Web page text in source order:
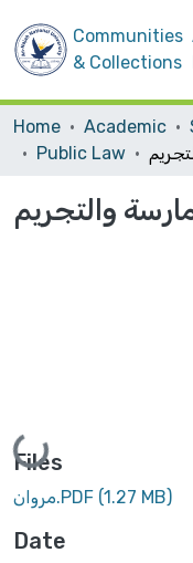
Communities
& Collections
Home Academic
Public Law
والتجريم
Loading...
Files
مروان.PDF (1.27 MB)
Date